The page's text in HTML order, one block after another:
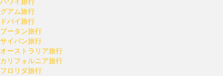
グアム旅行
ドバイ旅行
ブータン旅行
サイパン旅行
オーストラリア旅行
カリフォルニア旅行
フロリダ旅行